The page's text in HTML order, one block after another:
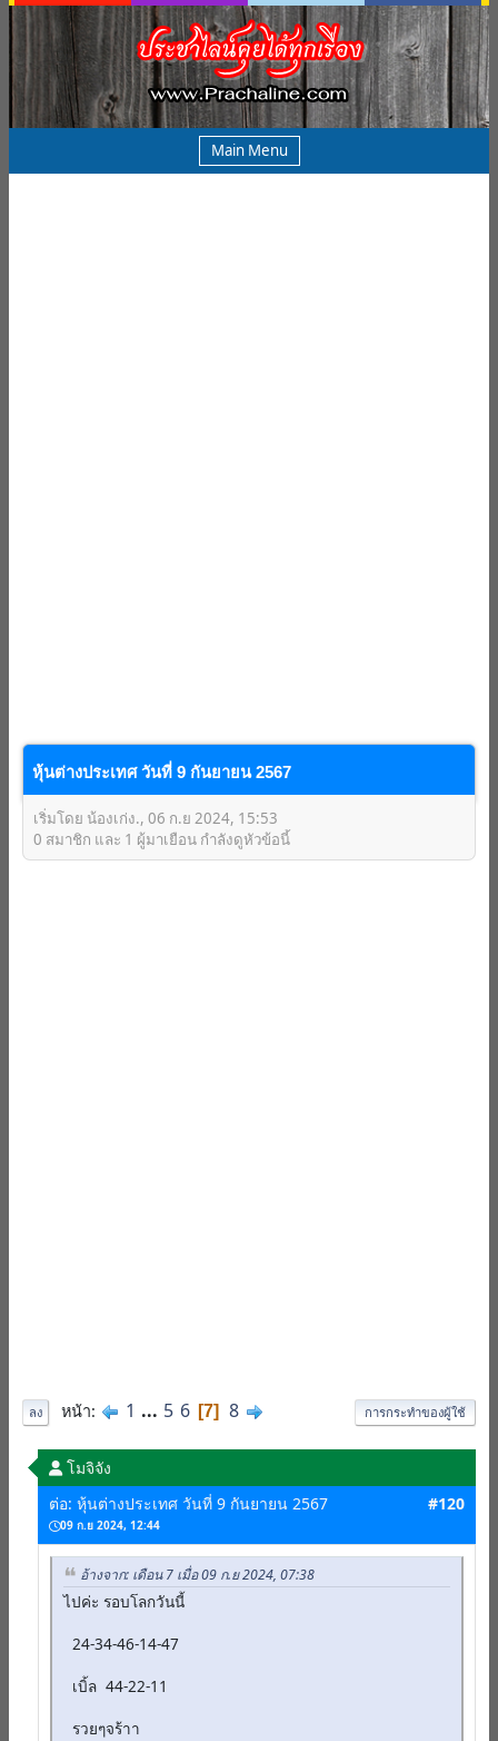
Main Menu
หุ้นต่างประเทศ วันที่ 9 กันยายน 2567
เริ่มโดย น้องเก่ง., 06 ก.ย 2024, 15:53
0 สมาชิก และ 1 ผู้มาเยือน กำลังดูหัวข้อนี้
ลง หน้า 1 ... 5 6 7 8 การกระทำของผู้ใช้
โมจิจัง
ต่อ: หุ้นต่างประเทศ วันที่ 9 กันยายน 2567
09 ก.ย 2024, 12:44
#120
อ้างจาก: เดือน 7 เมื่อ 09 ก.ย 2024, 07:38
ไปค่ะ รอบโลกวันนี้
24-34-46-14-47
เบิ้ล 44-22-11
รวยๆจร้าา